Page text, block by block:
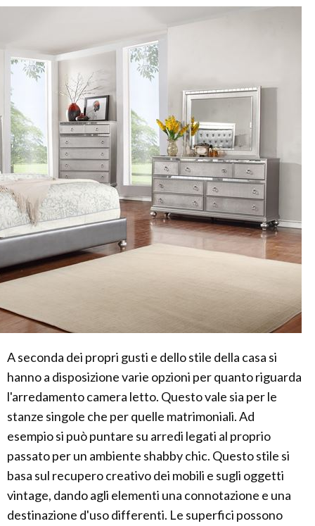
A seconda dei propri gusti e dello stile della casa si
hanno a disposizione varie opzioni per quanto riguarda
l'arredamento camera letto. Questo vale sia per le
stanze singole che per quelle matrimoniali. Ad
esempio si può puntare su arredi legati al proprio
passato per un ambiente shabby chic. Questo stile si
basa sul recupero creativo dei mobili e sugli oggetti
vintage, dando agli elementi una connotazione e una
destinazione d'uso differenti. Le superfici possono